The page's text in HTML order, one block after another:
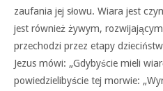
zaufania jej słowu. Wiara jest
jest również żywym,
przechodzi przez etapy
Jezus mówi: „Gdybyście mieli
powiedzielibyście tej morwie: